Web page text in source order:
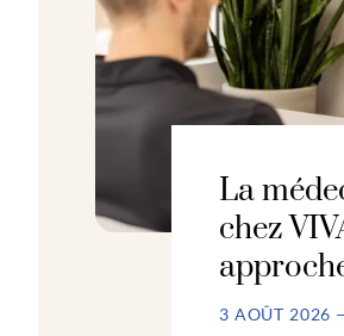
La
chez
3 AOÛT 2026